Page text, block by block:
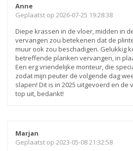
Anne
Geplaatst op 2026-07-25 19:28:38
Diepe krassen in de vloer, midden in
vervangen zou betekenen dat de
muur ook zou beschadigen. Gelukkig
betreffende planken vervangen, in
Een erg vriendelijke monteur, die
zodat mijn peuter de volgende dag
slapen! Dit is in 2025 uitgevoerd en de
top uit, bedankt!
Marjan
Geplaatst op 2023-05-08 21:32:58